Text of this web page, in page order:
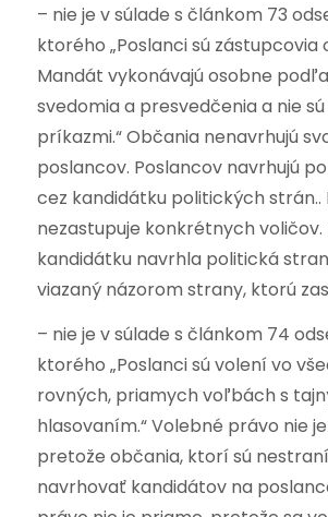
– nie je v súlade s článkom 73
ktorého „Poslanci sú zástupcovia
Mandát vykonávajú osobne
svedomia a presvedčenia a nie
príkazmi.“ Občania nenavrhujú
poslancov. Poslancov navrhujú
cez kandidátku politických strán..
nezastupuje konkrétnych voličov.
kandidátku navrhla politická
viazaný názorom strany, ktorú
– nie je v súlade s článkom 74
ktorého „Poslanci sú volení vo
rovných, priamych voľbách s
hlasovaním.“ Volebné právo nie
pretože občania, ktorí sú
navrhovať kandidátov na